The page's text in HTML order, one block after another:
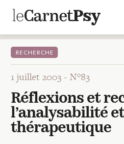
Articles
A la une
Adolescence
Dispositif
Enfance
Périnatalité
Psychanalyse
Psychopathologie
Soin
Dossiers
RECHERCHE
1 juillet 2003 -N°83
Réflexions et
l’analysabilité
thérapeutique